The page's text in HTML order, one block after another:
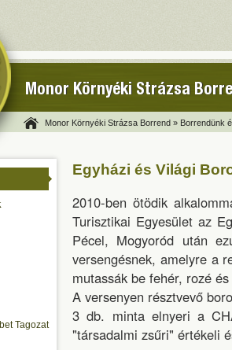
Monor Környéki Strázsa
Monor Környéki Strázsa Borrend » Borrendünk
Tagozat
Egyházi és Világi
2010-ben ötödik
Turisztikai Egyesület az
Pécel, Mogyoród után
versengésnek, amelyre a
mutassák be fehér, rozé
A versenyen résztvevő
3 db. minta elnyeri a
"társadalmi zsűri" értékeli